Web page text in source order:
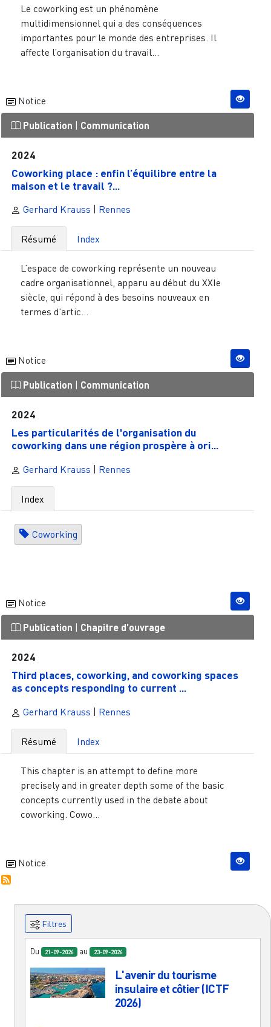
Le coworking est un phénomène
multidimensionnel qui a des conséquences
importantes pour le monde des entreprises. Il
affecte l’organisation du travail...
Notice
Publication Communication
2024
Coworking place : enfin l’équilibre entre la
maison et le travail ?...
Gerhard Krauss Rennes
Résumé Index
L’espace de coworking représente un nouveau
cadre organisationnel, apparu au début du XXIe
siècle, qui répond à des besoins nouveaux en
termes d’artic...
Notice
Publication Communication
2024
Les particularités de l'organisation du
coworking dans une région prospère à ori...
Gerhard Krauss | Rennes
Index
Coworking
Notice
Publication Chapitre d'ouvrage
2024
Third places, coworking, and coworking spaces
as concepts responding to current ...
Gerhard Krauss | Rennes
Résumé Index
This chapter is an attempt to define more
precisely and in greater depth some of the basic
concepts currently used in the debate about
coworking. Cowo...
Notice
Filtres
Du 21-09-2026 au 23-09-2026
L'avenir du tourisme
insulaire et côtier (ICTF
2026)